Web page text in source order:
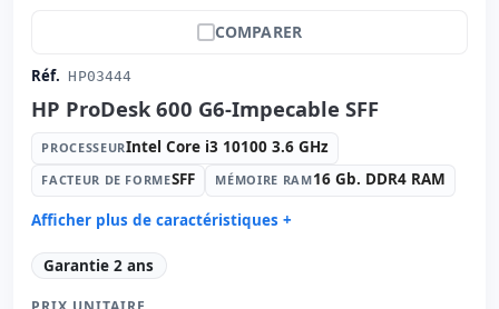
COMPARER
Réf. HP03444
HP ProDesk 600 G6-Impecable SFF
PROCESSEURIntel Core i3 10100 3.6 GHz
FACTEUR DE FORMESFF MÉMOIRE RAM16 Gb. DDR4 RAM
Afficher plus de caractéristiques +
Processeur: Intel Core i3 10100 3.6 GHz.
Facteur de forme:
Garantie 2 ans